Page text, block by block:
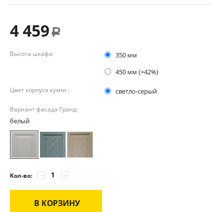
4 459 Р
Высота шкафа:
350 мм
450 мм (+42%)
Цвет корпуса кухни : светло-серый
Вариант фасада Гранд:
белый
Кол-во: +
−
В КОРЗИНУ